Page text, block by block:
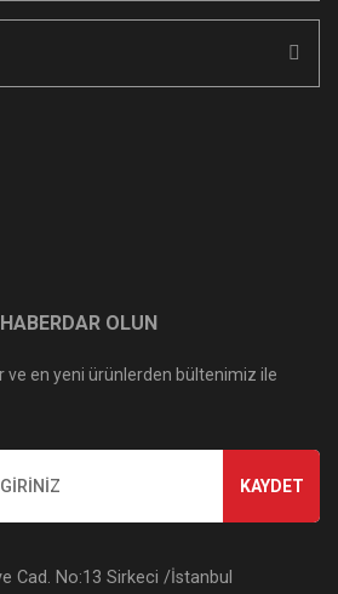
OLUN
ve en yeni ürünlerden bültenimiz ile
KAYDET
Cad. No:13 Sirkeci /İstanbul